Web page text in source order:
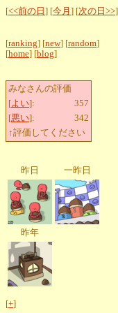
[<<前の日 ] [今月 ] [次の日>>]
[ranking] [new] [random]
[home] [blog]
みなさんの評価
[よい]:
357
[悪い]:
342
↑評価してください
昨日 一昨日
昨年
[+]